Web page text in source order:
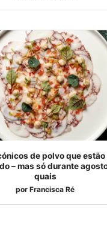
de polvo que
– mas só durante
quais
por Francisca Ré